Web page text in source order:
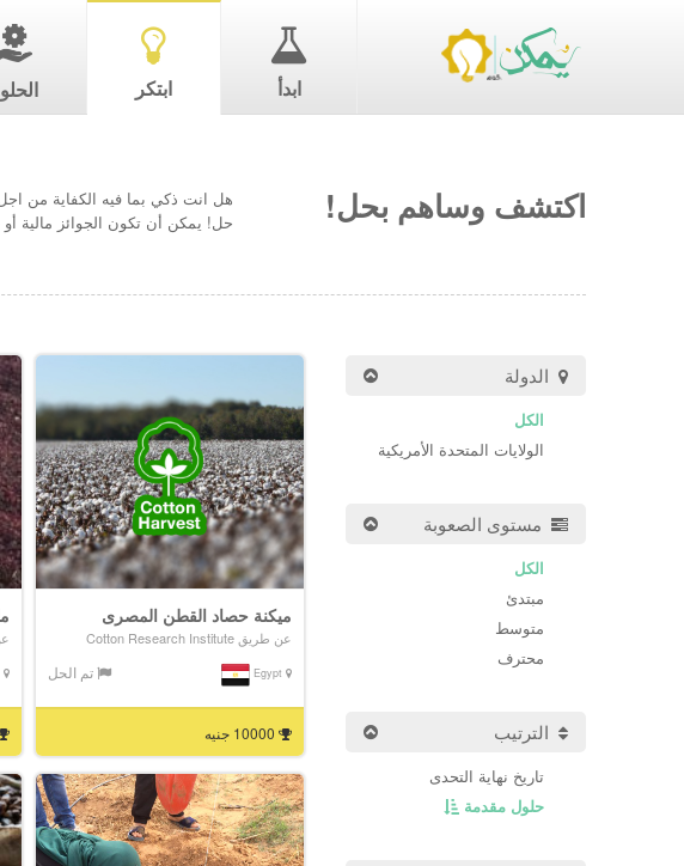
ابدأ ابتكر
اكتشف وساهم بحل!
هل انت ذكي بما فيه الكفاية من
حل! يمكن أن تكون الجوائز مالية
الدولة
الكل
الولايات المتحدة الأمريكية
مستوى الصعوبة
الكل
مبتدئ
متوسط
محترف
الترتيب
تاريخ نهاية التحدى
حلول مقدمة
ميكنة حصاد القطن المصرى
عن طريق Cotton Research Institute
Egypt تم الحل
10000 جنيه